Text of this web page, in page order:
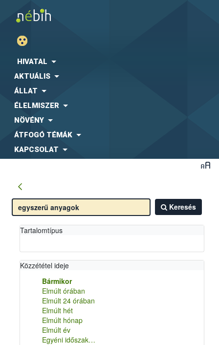
HIVATAL
AKTUÁLIS
ÁLLAT
ÉLELMISZER
NÖVÉNY
ÁTFOGÓ TÉMÁK
KAPCSOLAT
Keresés
Tartalomtípus
Közzététel ideje
Bármikor
Elmúlt órában
Elmúlt 24 órában
Elmúlt hét
Elmúlt hónap
Elmúlt év
Egyéni időszak…